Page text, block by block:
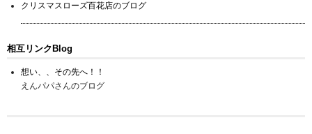
クリスマスローズ百花店のブログ
相互リンクBlog
想い、、その先へ！！
えんパパさんのブログ